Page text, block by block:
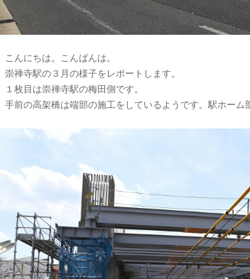
こんにちは。こんばんは。
崇禅寺駅の３月の様子をレポートします。
１枚目は崇禅寺駅の梅田側です。
手前の高架橋は端部の施工をしているようです。駅ホーム